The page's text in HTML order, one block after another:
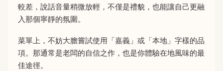
較差，說話音量稍微放輕，不僅是禮貌，也能讓自己更融
入那個寧靜的氛圍。
菜單上，不妨大膽嘗試使用「嘉義」或「本地」字樣的品
項。那通常是老闆的自信之作，也是你體驗在地風味的最
佳途徑。